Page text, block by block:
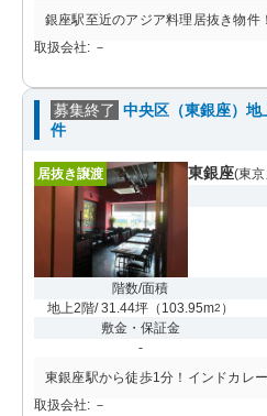
銀座駅至近のアジア料理居抜き物件！
取扱会社: －
募集終了 中央区（東銀座）
件
居抜き譲渡 東銀座(東
階数/面積
地上2階/ 31.44坪（ 103.95m2 ）
敷金・保証金
-
東銀座駅から徒歩1分！インドカレ
取扱会社: －